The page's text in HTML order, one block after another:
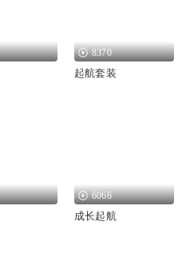
8370
起航套装
6066
成长起航